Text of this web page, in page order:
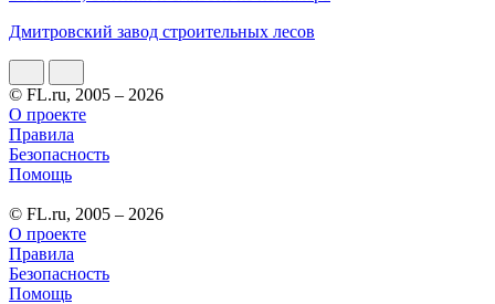
Дмитровский завод строительных лесов
© FL.ru, 2005 – 2026
О проекте
Правила
Безопасность
Помощь
© FL.ru, 2005 – 2026
О проекте
Правила
Безопасность
Помощь